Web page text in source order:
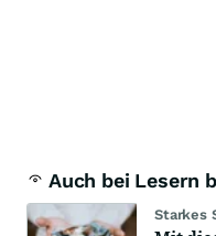
Auch bei Lesern
Starkes